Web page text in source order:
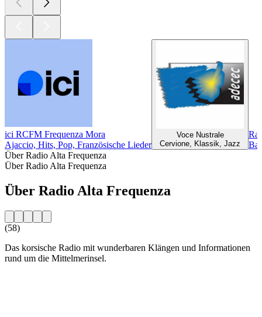
ici RCFM Frequenza Mora
Ajaccio, Hits, Pop, Französische Lieder
Voce Nustrale
Cervione, Klassik, Jazz
Über Radio Alta Frequenza
Über Radio Alta Frequenza
Über Radio Alta Frequenza
(58)
Das korsische Radio mit wunderbaren Klängen und Informationen
rund um die Mittelmerinsel.